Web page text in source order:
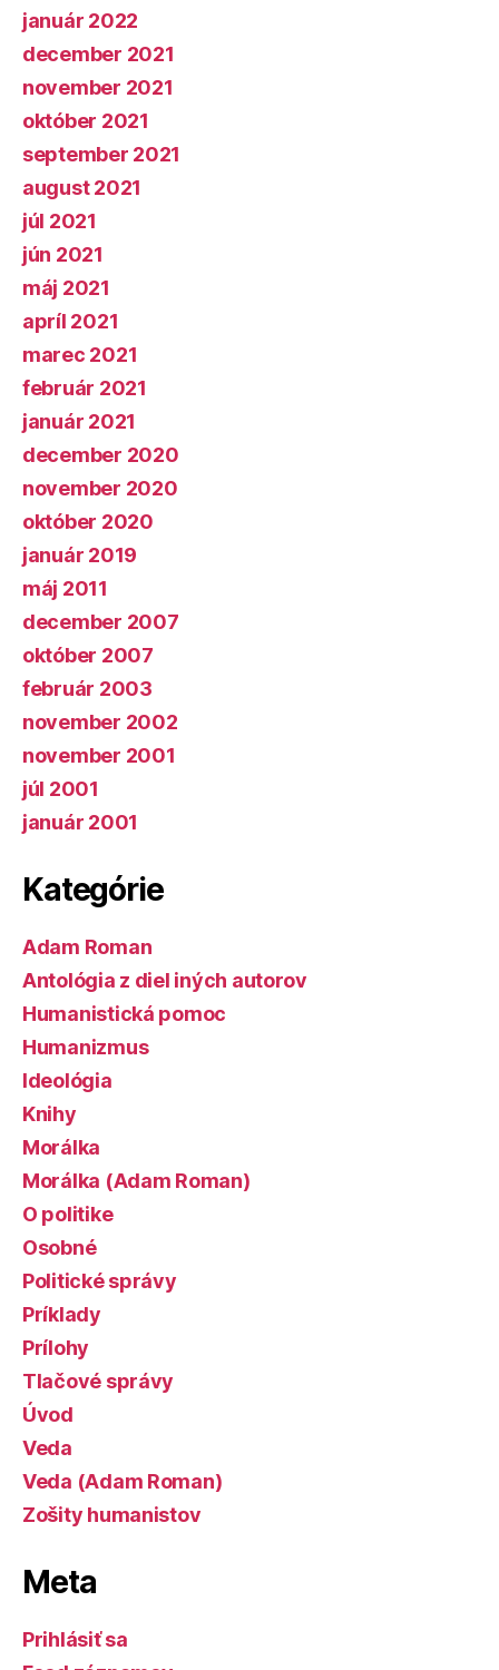
január 2022
december 2021
november 2021
október 2021
september 2021
august 2021
júl 2021
jún 2021
máj 2021
apríl 2021
marec 2021
február 2021
január 2021
december 2020
november 2020
október 2020
január 2019
máj 2011
december 2007
október 2007
február 2003
november 2002
november 2001
júl 2001
január 2001
Kategórie
Adam Roman
Antológia z diel iných autorov
Humanistická pomoc
Humanizmus
Ideológia
Knihy
Morálka
Morálka (Adam Roman)
O politike
Osobné
Politické správy
Príklady
Prílohy
Tlačové správy
Úvod
Veda
Veda (Adam Roman)
Zošity humanistov
Meta
Prihlásiť sa